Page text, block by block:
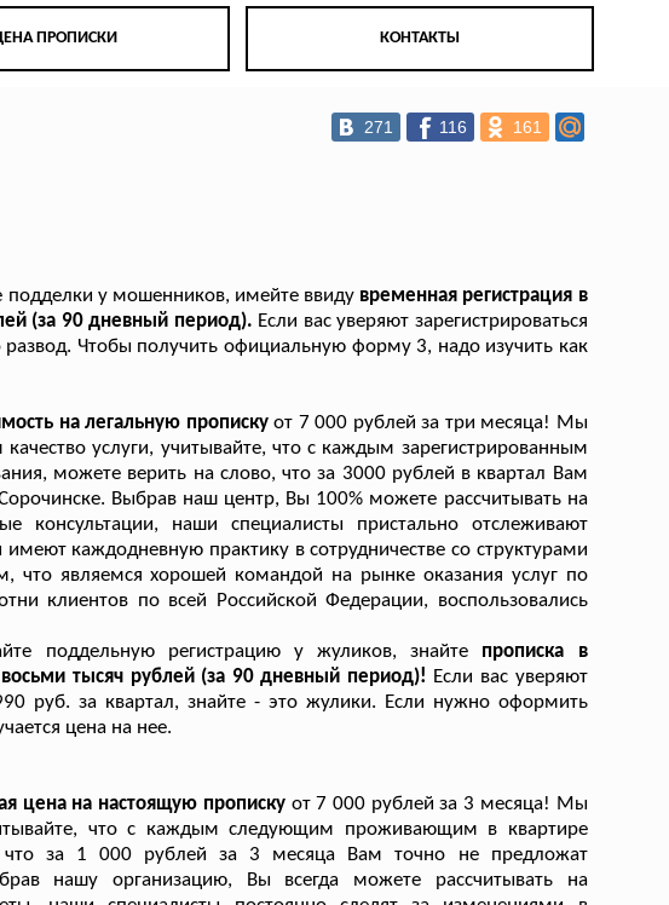
ПРОПИСКИ КОНТАКТЫ
271 116 161
подделки у мошенников, имейте ввиду временная регистрация в
(за 90 дневный период). Если вас уверяют зарегистрироваться
Чтобы получить официальную форму 3, надо изучить как
на легальную пропискуот 7 000 рублей за три месяца! Мы
услуги, учитывайте, что с каждым зарегистрированным
можете верить на слово, что за 3000 рублей в квартал Вам
Выбрав наш центр, Вы 100% можете рассчитывать на
консультации, наши специалисты пристально отслеживают
каждодневную практику в сотрудничестве со структурами
являемся хорошей командой на рынке оказания услуг по
клиентов по всей Российской Федерации, воспользовались
поддельную регистрацию у жуликов, знайте прописка в
тысяч рублей (за 90 дневный период)! Если вас уверяют
руб. за квартал, знайте - это жулики. Если нужно оформить
цена на нее.
цена на настоящую прописку от 7 000 рублей за 3 месяца! Мы
что с каждым следующим проживающим в квартире
что за 1 000 рублей за 3 месяца Вам точно не предложат
нашу организацию, Вы всегда можете рассчитывать на